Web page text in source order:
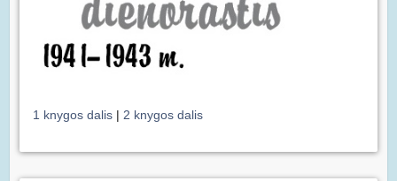
1 knygos dalis | 2 knygos dalis